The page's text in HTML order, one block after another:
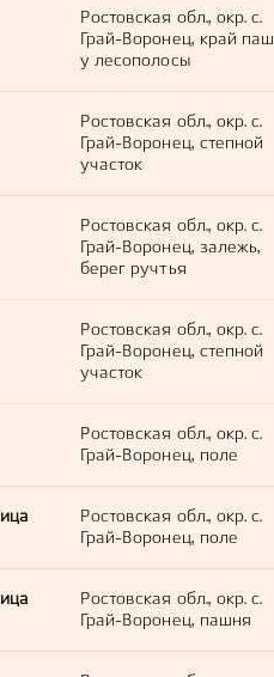
Ростовская обл., окр. с.
Грай-Воронец, край
у лесополосы
Ростовская обл., окр. с.
Грай-Воронец, степной
участок
Ростовская обл., окр. с.
Грай-Воронец, залежь,
берег ручтья
Ростовская обл., окр. с.
Грай-Воронец, степной
участок
Ростовская обл., окр. с.
Грай-Воронец, поле
Ростовская обл., окр. с.
Грай-Воронец, поле
Ростовская обл., окр. с.
Грай-Воронец, пашня